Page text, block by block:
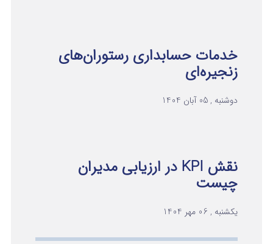
خدمات حسابداری رستوران‌های
زنجیره‌ای
دوشنبه , 05 آبان 1404
نقش KPI در ارزیابی مدیران
چیست
یکشنبه , 06 مهر 1404